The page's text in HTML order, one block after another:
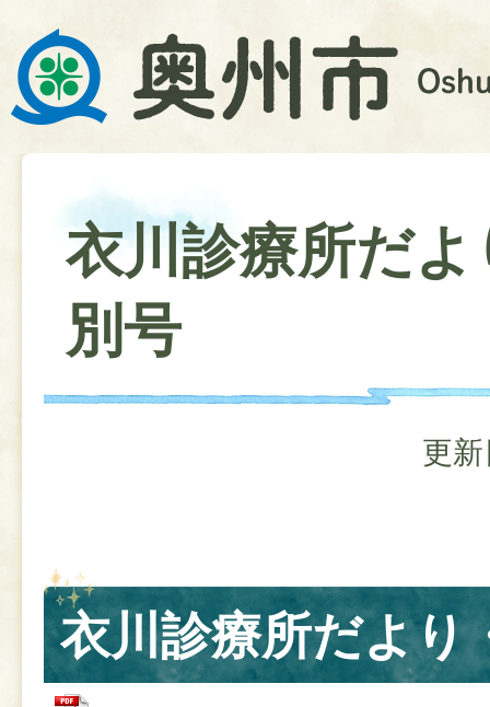
衣川診療所だよ
別号
更
衣川診療所だより